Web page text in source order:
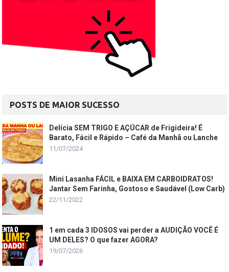
POSTS DE MAIOR SUCESSO
Delícia SEM TRIGO E AÇÚCAR de Frigideira! É
Barato, Fácil e Rápido – Café da Manhã ou Lanche
11/07/2024
Mini Lasanha FÁCIL e BAIXA EM CARBOIDRATOS!
Jantar Sem Farinha, Gostoso e Saudável (Low Carb)
22/11/2022
1 em cada 3 IDOSOS vai perder a AUDIÇÃO VOCÊ É
UM DELES? O que fazer AGORA?
19/07/2026